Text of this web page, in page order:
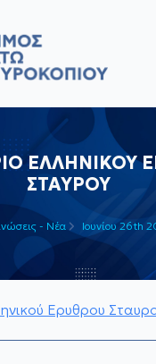
ΕΛΛΗΝΙΚΟΥ
ΣΤΑΥΡΟΥ
- Νέα Ιουνίου 26th
Ερυθρου